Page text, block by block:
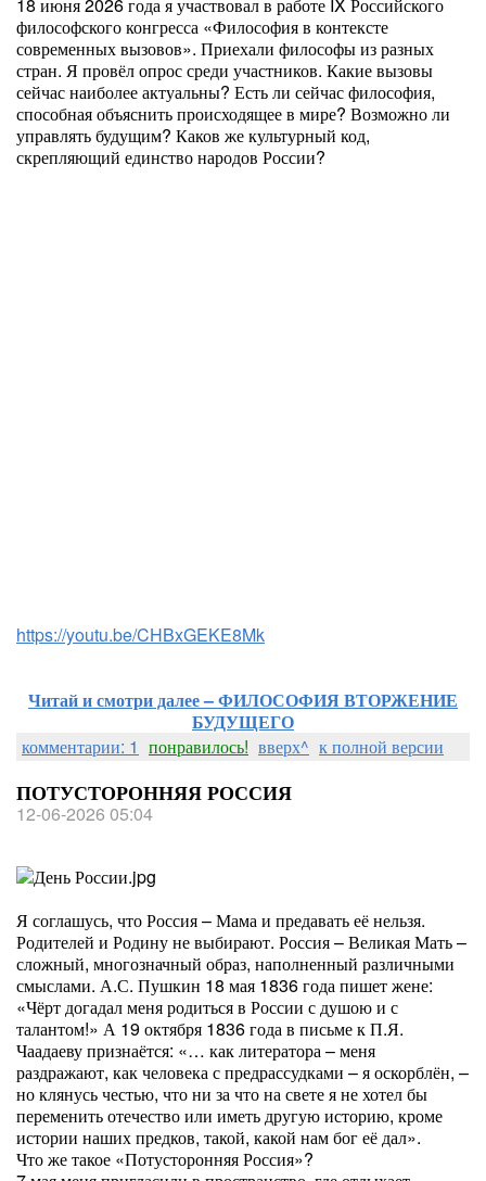
философского конгресса «Философия в контексте
современных вызовов». Приехали философы из разных
стран. Я провёл опрос среди участников. Какие вызовы
сейчас наиболее актуальны? Есть ли сейчас философия,
способная объяснить происходящее в мире? Возможно ли
управлять будущим? Каков же культурный код,
скрепляющий единство народов России?
https://youtu.be/CHBxGEKE8Mk
Читай и смотри далее – ФИЛОСОФИЯ ВТОРЖЕНИЕ
БУДУЩЕГО
комментарии: 1 понравилось! вверх^ к полной версии
ПОТУСТОРОННЯЯ РОССИЯ
12-06-2026 05:04
Я соглашусь, что Россия – Мама и предавать её нельзя.
Родителей и Родину не выбирают. Россия – Великая Мать –
сложный, многозначный образ, наполненный различными
смыслами. А.С. Пушкин 18 мая 1836 года пишет жене:
«Чёрт догадал меня родиться в России с душою и с
талантом!» А 19 октября 1836 года в письме к П.Я.
Чаадаеву признаётся: «… как литератора – меня
раздражают, как человека с предрассудками – я оскорблён, –
но клянусь честью, что ни за что на свете я не хотел бы
переменить отечество или иметь другую историю, кроме
истории наших предков, такой, какой нам бог её дал».
Что же такое «Потусторонняя Россия»?